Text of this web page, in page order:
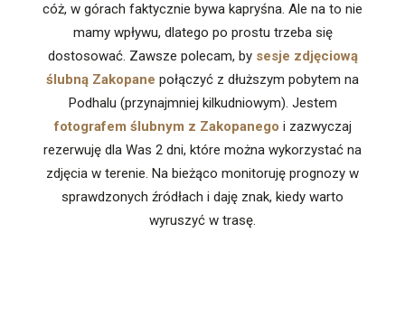
cóż, w górach faktycznie bywa kapryśna. Ale na to nie
mamy wpływu, dlatego po prostu trzeba się
dostosować. Zawsze polecam, by sesje zdjęciową
ślubną Zakopane połączyć z dłuższym pobytem na
Podhalu (przynajmniej kilkudniowym). Jestem
fotografem ślubnym z Zakopanego i zazwyczaj
rezerwuję dla Was 2 dni, które można wykorzystać na
zdjęcia w terenie. Na bieżąco monitoruję prognozy w
sprawdzonych źródłach i daję znak, kiedy warto
wyruszyć w trasę.